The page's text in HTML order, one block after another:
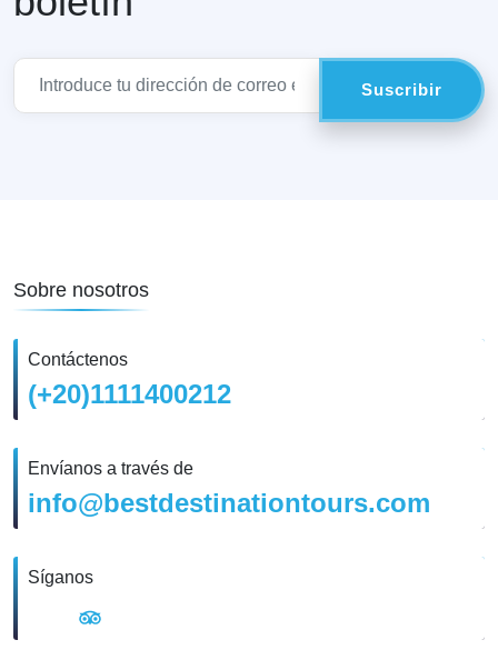
Sobre nosotros
Contáctenos
(+20)1111400212
Envíanos a través de
info@bestdestinationtours.com
Síganos